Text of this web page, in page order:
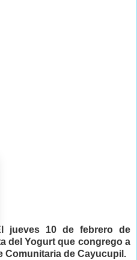
jueves 10 de febrero de
del Yogurt que congrego a
Comunitaria de Cayucupil.